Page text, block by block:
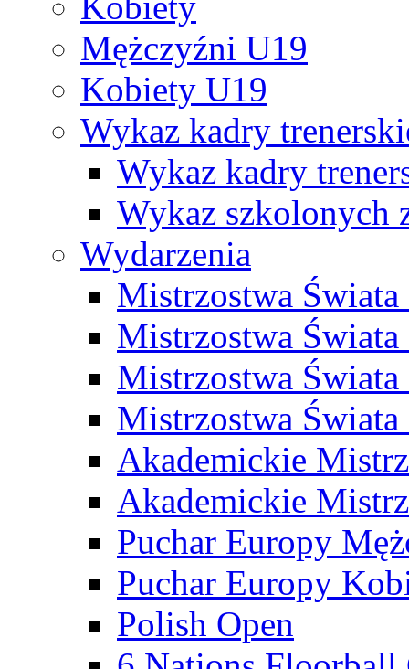
Mężczyźni U19
Kobiety U19
Wykaz kadry
Wykaz kadry
Wykaz szkolonych
Wydarzenia
Mistrzostwa
Mistrzostwa
Mistrzostwa
Mistrzostwa
Akademickie
Akademickie
Puchar Europy
Puchar Europy
Polish Open